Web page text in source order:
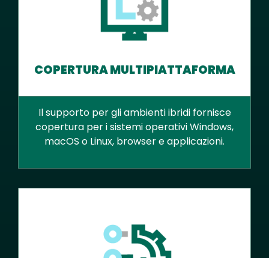
COPERTURA MULTIPIATTAFORMA
Il supporto per gli ambienti ibridi fornisce
copertura per i sistemi operativi Windows,
macOS o Linux, browser e applicazioni.